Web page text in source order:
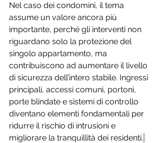
Nel caso dei condomini, il tema
assume un valore ancora più
importante, perché gli interventi non
riguardano solo la protezione del
singolo appartamento, ma
contribuiscono ad aumentare il livello
di sicurezza dell’intero stabile. Ingressi
principali, accessi comuni, portoni,
porte blindate e sistemi di controllo
diventano elementi fondamentali per
ridurre il rischio di intrusioni e
migliorare la tranquillità dei residenti.